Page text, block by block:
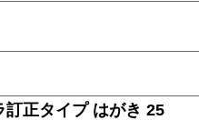
正タイプ はがき 25